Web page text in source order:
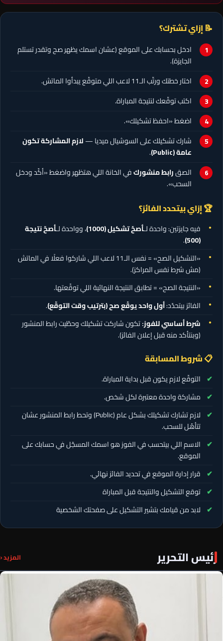
📝 إزاي تشترك؟
ادخل بحسابك على الموقع (عشان اسمك يظهر صح وتقدر تستلم
الجايزة).
اختار خطتك ورتّب الـ11 لاعب اللي متوقّع يبدأوا الماتش.
اكتب توقّعك لنتيجة المباراة.
اضغط «احفظ تشكيلك».
شارك تشكيلك على السوشيال ميديا —لازم المشاركة تكون
عامة (Public)
.
الصقرابط منشوركفي الخانة اللي هتظهر واضغط «أكّد ودخل
السحب».
🏆 إزاي بيتحدد الفائز؟
فيه جايزتين: واحدة لـأصحّ تشكيل(1000) ، وواحدة لـأصحّ نتيجة
(500)
.
«التشكيل الصح» = نفس الـ11 لاعب اللي شاركوا فعلًا في الماتش
(مش شرط نفس المراكز).
«النتيجة الصح» = تطابق النتيجة النهائية اللي توقّعتها.
الفائز بيتحدّد:أول واحد يوقّع صح (بترتيب وقت التوقّع).
شرط أساسي للفوز:تكون شاركت تشكيلك وحطّيت رابط المنشور
(وبنتأكد منه قبل إعلان الفائز).
📋 شروط المسابقة
التوقّع لازم يكون قبل بداية المباراة.
مشاركة واحدة معتبرة لكل شخص.
لازم تشارك تشكيلك بشكل عام (Public) وتحط رابط المنشور عشان
تتأهّل للسحب.
الاسم اللي بيتحسب في الفوز هو اسمك المسجّل في حسابك على
الموقع.
قرار إدارة الموقع في تحديد الفائز نهائي.
توقع التشكيل والنتيجة قبل المباراة
لابد من قيامك بتشير التشكيل على صفحتك الشخصية
رئيس التحرير المزيد ‹